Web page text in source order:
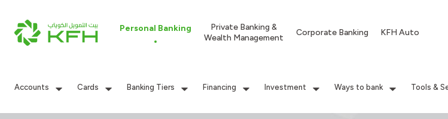
Personal Banking
Private Banking &
Wealth Management
Corporate Banking KFH Auto
Accounts Cards Banking Tiers Financing Investment Ways to bank Tools &